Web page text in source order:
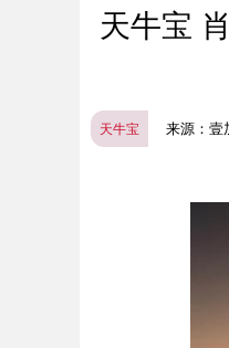
天牛宝
天牛宝 来源：壹